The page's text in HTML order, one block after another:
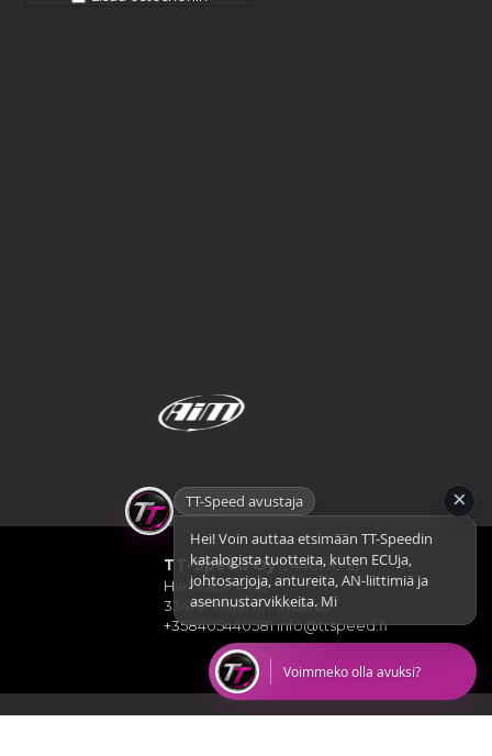
TT-Speed Oy(2448190-2)
Hiekkatie 4 A8
33470 Ylöjärvi, FINLAND
+358405440581info@ttspeed.fi
TT-Speed avustaja
Hei! Voin auttaa etsimään TT-Speedin
katalogista tuotteita, kuten ECUja,
johtosarjoja, antureita, AN-liittimiä ja
asennustarvikkeita. Mitä rakennat?
×
Voimmeko olla avuksi?